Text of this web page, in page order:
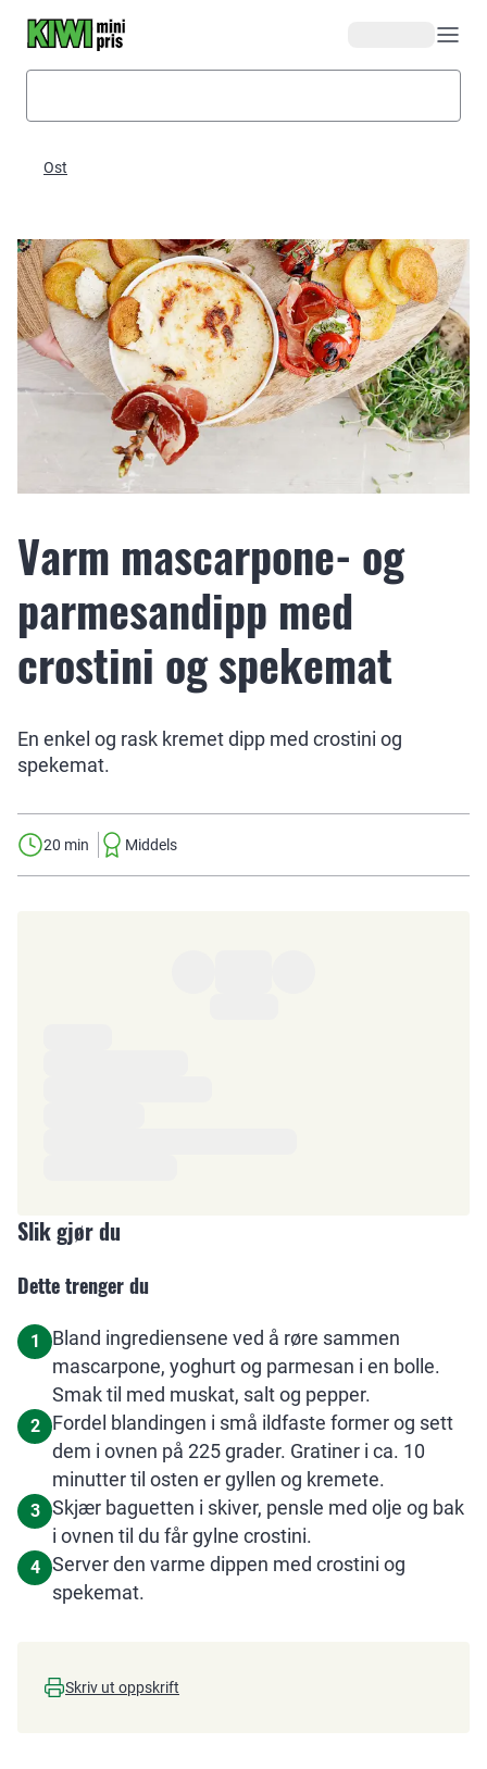
Ost
Varm mascarpone- og
parmesandipp med
crostini og spekemat
En enkel og rask kremet dipp med crostini og
spekemat.
20 min Middels
Slik gjør du
Dette trenger du
1
Bland ingrediensene ved å røre sammen
mascarpone, yoghurt og parmesan i en bolle.
Smak til med muskat, salt og pepper.
2
Fordel blandingen i små ildfaste former og sett
dem i ovnen på 225 grader. Gratiner i ca. 10
minutter til osten er gyllen og kremete.
3
Skjær baguetten i skiver, pensle med olje og bak
i ovnen til du får gylne crostini.
4
Server den varme dippen med crostini og
spekemat.
Skriv ut oppskrift